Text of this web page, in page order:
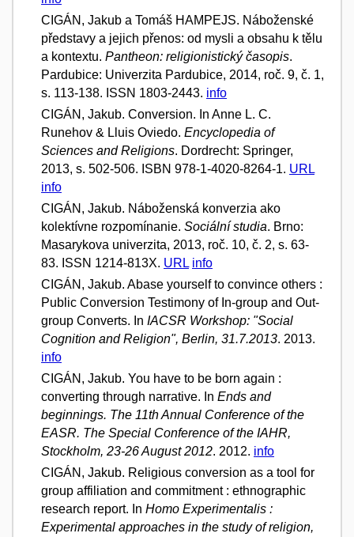
CIGÁN, Jakub a Tomáš HAMPEJS. Náboženské
představy a jejich přenos: od mysli a obsahu k tělu
a kontextu. Pantheon: religionistický časopis.
Pardubice: Univerzita Pardubice, 2014, roč. 9, č. 1,
s. 113-138. ISSN 1803-2443. info
CIGÁN, Jakub. Conversion. In Anne L. C.
Runehov & Lluis Oviedo. Encyclopedia of
Sciences and Religions. Dordrecht: Springer,
2013, s. 502-506. ISBN 978-1-4020-8264-1. URL
info
CIGÁN, Jakub. Náboženská konverzia ako
kolektívne rozpomínanie. Sociální studia. Brno:
Masarykova univerzita, 2013, roč. 10, č. 2, s. 63-
83. ISSN 1214-813X. URL info
CIGÁN, Jakub. Abase yourself to convince others :
Public Conversion Testimony of In-group and Out-
group Converts. In IACSR Workshop: "Social
Cognition and Religion", Berlin, 31.7.2013. 2013.
info
CIGÁN, Jakub. You have to be born again :
converting through narrative. In Ends and
beginnings. The 11th Annual Conference of the
EASR. The Special Conference of the IAHR,
Stockholm, 23-26 August 2012. 2012. info
CIGÁN, Jakub. Religious conversion as a tool for
group affiliation and commitment : ethnographic
research report. In Homo Experimentalis :
Experimental approaches in the study of religion,